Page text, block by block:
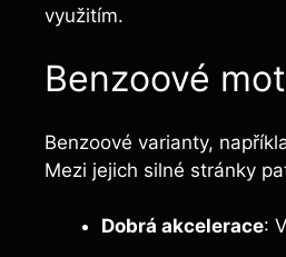
využitím.
Benzoové
Benzoové varianty,
Mezi jejich silné stránky
Dobrá akcelerace: